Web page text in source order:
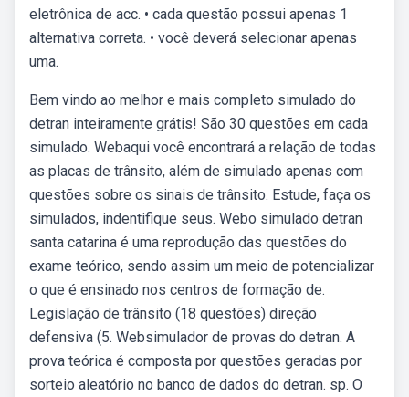
eletrônica de acc. • cada questão possui apenas 1
alternativa correta. • você deverá selecionar apenas
uma.
Bem vindo ao melhor e mais completo simulado do
detran inteiramente grátis! São 30 questões em cada
simulado. Webaqui você encontrará a relação de todas
as placas de trânsito, além de simulado apenas com
questões sobre os sinais de trânsito. Estude, faça os
simulados, indentifique seus. Webo simulado detran
santa catarina é uma reprodução das questões do
exame teórico, sendo assim um meio de potencializar
o que é ensinado nos centros de formação de.
Legislação de trânsito (18 questões) direção
defensiva (5. Websimulador de provas do detran. A
prova teórica é composta por questões geradas por
sorteio aleatório no banco de dados do detran. sp. O